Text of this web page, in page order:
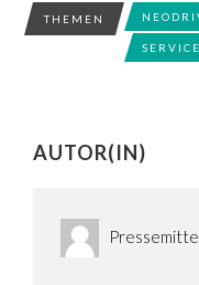
THEMEN
SERVICE
AUTOR(IN)